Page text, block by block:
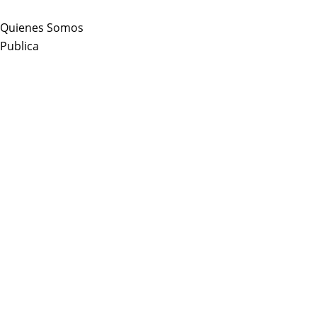
to
content
Quienes Somos
Publica